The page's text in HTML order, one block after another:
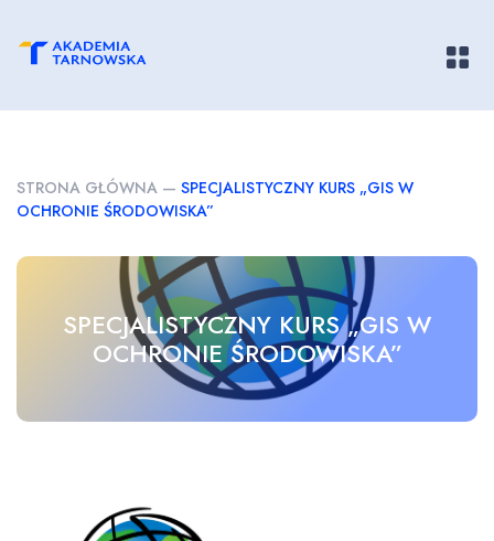
STRONA GŁÓWNA — SPECJALISTYCZNY KURS „GIS W
OCHRONIE ŚRODOWISKA”
SPECJALISTYCZNY KURS „GIS W
OCHRONIE ŚRODOWISKA”